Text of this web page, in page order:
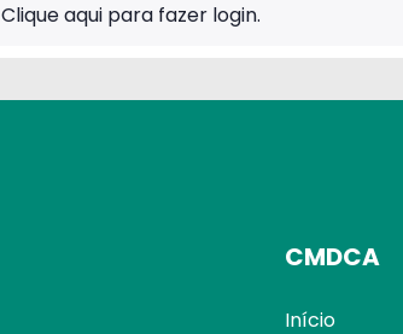
Clique aqui para fazer login.
CMDCA
Início